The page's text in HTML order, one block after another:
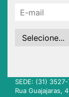
SEDE: (31) 3527-
Rua Guajajaras,